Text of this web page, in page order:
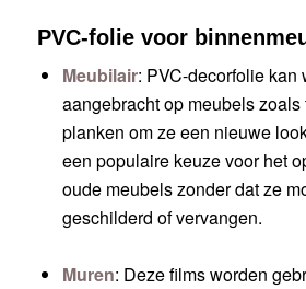
PVC-folie voor
Meubilair: PVC-decorfolie kan
aangebracht op meubels zoals
planken om ze een nieuwe
een populaire keuze voor het
oude meubels zonder dat ze
geschilderd of vervangen.
Muren: Deze films worden